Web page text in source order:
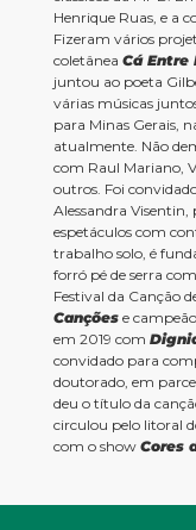
Henrique Ruas, e a
Fizeram vários
coletânea Cá Entre
juntou ao poeta
várias músicas
para Minas Gerais,
atualmente. Não
com Raul Mariano,
outros. Foi
Alessandra
espetáculos com
trabalho solo, é
forró pé de serra
Festival da Canção
Cançõese
em 2019 com
convidado para
doutorado, em
deu o título da
circulou pelo litoral
com o show Cores